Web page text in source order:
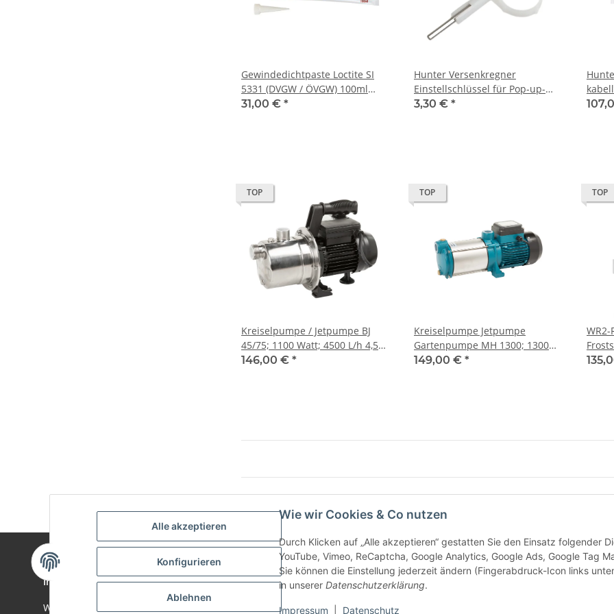
Alle akzeptieren
Konfigurieren
Ablehnen
Wie wir Cookies & Co nutzen
Durch Klicken auf „Alle akzeptieren“ gestatten Sie den Einsatz folgender
YouTube, Vimeo, ReCaptcha, Google Analytics, Google Ads, Google Tag
Sie können die Einstellung jederzeit ändern (Fingerabdruck-Icon links
in unserer Datenschutzerklärung.
Impressum Datenschutz
Gewindedichtpaste Loctite SI
5331 (DVGW / ÖVGW) 100ml
Tube
31,00 € *
Hunter Versenkregner
Einstellschlüssel für Pop-up-
Regner
3,30 € *
TOP
Kreiselpumpe / Jetpumpe BJ
45/75; 1100 Watt; 4500 L/h 4,5
Bar
146,00 € *
TOP
Kreiselpumpe Jetpumpe
Gartenpumpe MH 1300; 1300
Watt; 6000 L/h 5,5 Bar
149,00 € *
TOP
Informationen
Wir über uns
Gesetzliche Informationen
Datenschutz